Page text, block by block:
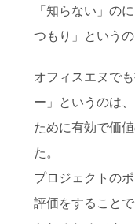
「知らない」の
つもり」という
オフィスエヌで
ー」というのは
ために有効で価
た。
プロジェクトの
評価をすること